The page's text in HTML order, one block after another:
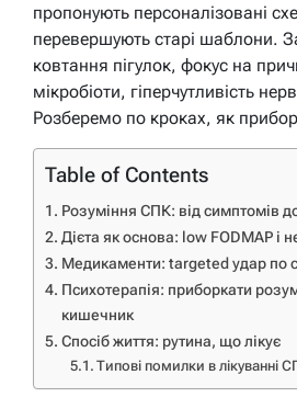
пропонують персоналізовані
перевершують старі шаблони.
ковтання пігулок, фокус на
мікробіоти, гіперчутливість
Розберемо по кроках, як
Table of Contents
Розуміння СПК: від симптомів
Дієта як основа: low FODMAP і
Медикаменти: targeted удар по
Психотерапія: приборкати
кишечник
Спосіб життя: рутина, що лікує
Типові помилки в лікуванні